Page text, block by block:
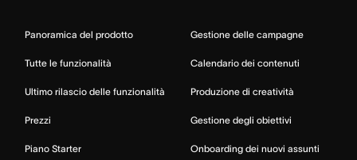
Panoramica del prodotto
Tutte le funzionalità
Ultimo rilascio delle funzionalità
Prezzi
Piano Starter
Gestione delle campagne
Calendario dei contenuti
Produzione di creatività
Gestione degli obiettivi
Onboarding dei nuovi assunti